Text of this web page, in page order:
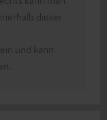
dieser
und kann